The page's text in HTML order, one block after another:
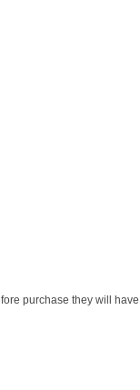
purchase they will